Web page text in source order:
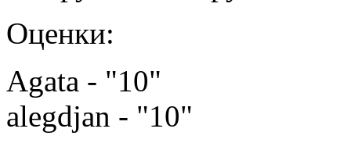
Оценки:
Agata - "10"
alegdjan - "10"